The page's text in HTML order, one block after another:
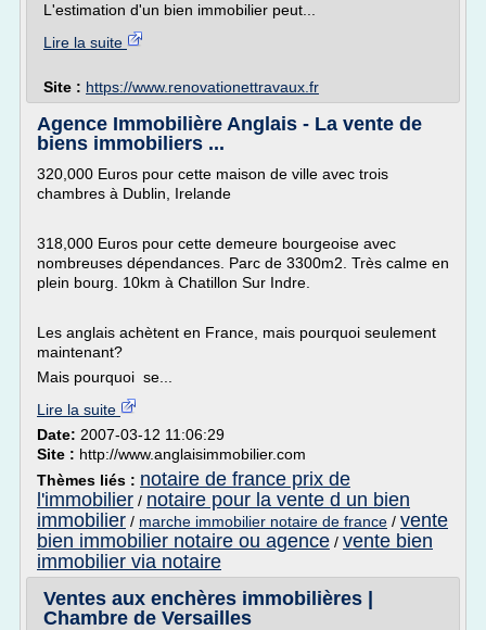
L'estimation d'un bien immobilier peut...
Lire la suite
Site : https://www.renovationettravaux.fr
Agence Immobilière Anglais - La vente de
biens immobiliers ...
320,000 Euros pour cette maison de ville avec trois
chambres à Dublin, Irelande
318,000 Euros pour cette demeure bourgeoise avec
nombreuses dépendances. Parc de 3300m2. Très calme en
plein bourg. 10km à Chatillon Sur Indre.
Les anglais achètent en France, mais pourquoi seulement
maintenant?
Mais pourquoi se...
Lire la suite
Date: 2007-03-12 11:06:29
Site : http://www.anglaisimmobilier.com
Thèmes liés : notaire de france prix de
l'immobilier / notaire pour la vente d un bien
immobilier / marche immobilier notaire de france / vente
bien immobilier notaire ou agence / vente bien
immobilier via notaire
Ventes aux enchères immobilières |
Chambre de Versailles